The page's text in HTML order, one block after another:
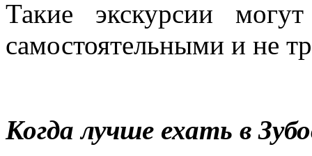
Такие экскурсии
самостоятельными и не
Когда лучше ехать в